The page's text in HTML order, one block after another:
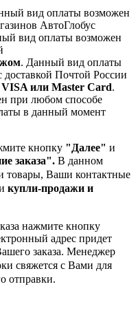
вид оплаты возможен
АвтоГлобус
вид оплаты возможен
. Данный вид оплаты
доставкой Почтой России
или Master Card.
при любом способе
в данный момент
кнопку "Далее" и
заказа". В данном
товары, Ваши контактные
купли-продажи и
нажмите кнопку
адрес придет
заказа. Менеджер
свяжется с Вами для
отправки.